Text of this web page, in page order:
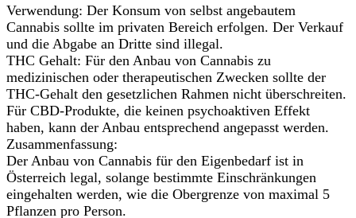
Verwendung: Der Konsum von selbst angebautem
Cannabis sollte im privaten Bereich erfolgen. Der Verkauf
und die Abgabe an Dritte sind illegal.
THC Gehalt: Für den Anbau von Cannabis zu
medizinischen oder therapeutischen Zwecken sollte der
THC-Gehalt den gesetzlichen Rahmen nicht überschreiten.
Für CBD-Produkte, die keinen psychoaktiven Effekt
haben, kann der Anbau entsprechend angepasst werden.
Zusammenfassung:
Der Anbau von Cannabis für den Eigenbedarf ist in
Österreich legal, solange bestimmte Einschränkungen
eingehalten werden, wie die Obergrenze von maximal 5
Pflanzen pro Person.